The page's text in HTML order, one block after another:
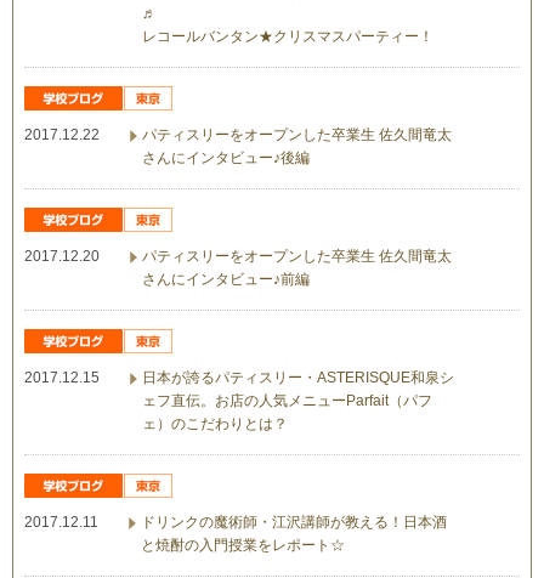
♬
レコールバンタン★クリスマスパーティー！
2017.12.22
パティスリーをオープンした卒業生 佐久間竜太
さんにインタビュー♪後編
2017.12.20
パティスリーをオープンした卒業生 佐久間竜太
さんにインタビュー♪前編
2017.12.15
日本が誇るパティスリー・ASTERISQUE和泉シ
ェフ直伝。お店の人気メニューParfait（パフ
ェ）のこだわりとは？
2017.12.11
ドリンクの魔術師・江沢講師が教える！日本酒
と焼酎の入門授業をレポート☆